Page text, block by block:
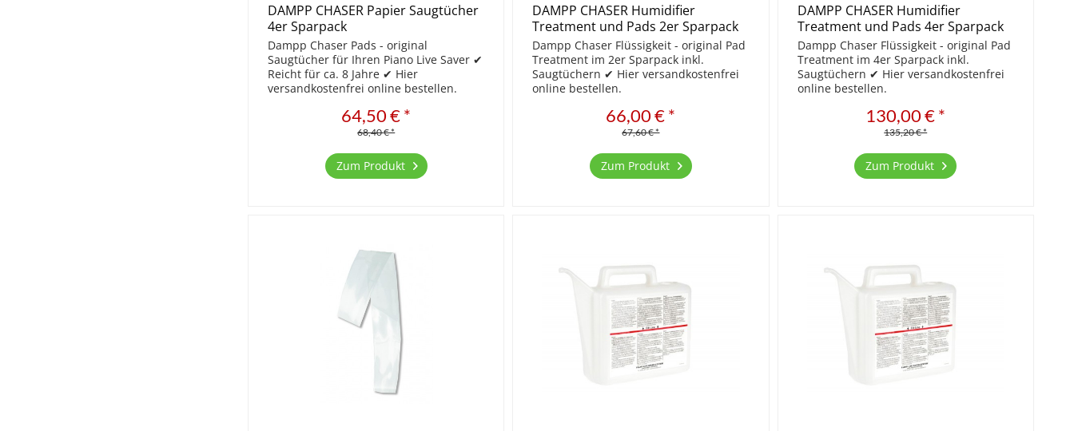
DAMPP CHASER Papier Saugtücher
4er Sparpack
Dampp Chaser Pads - original
Saugtücher für Ihren Piano Live Saver ✔
Reicht für ca. 8 Jahre ✔ Hier
versandkostenfrei online bestellen.
64,50 € *
68,40 € *
Zum Produkt
DAMPP CHASER Humidifier
Treatment und Pads 2er Sparpack
Dampp Chaser Flüssigkeit - original Pad
Treatment im 2er Sparpack inkl.
Saugtüchern ✔ Hier versandkostenfrei
online bestellen.
66,00 € *
67,60 € *
Zum Produkt
DAMPP CHASER Humidifier
Treatment und Pads 4er Sparpack
Dampp Chaser Flüssigkeit - original Pad
Treatment im 4er Sparpack inkl.
Saugtüchern ✔ Hier versandkostenfrei
online bestellen.
130,00 € *
135,20 € *
Zum Produkt